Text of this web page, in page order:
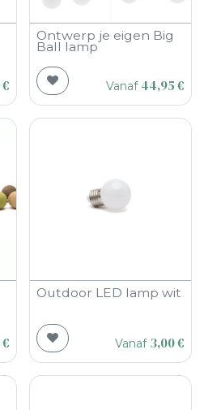
€
Ontwerp je eigen Big
Ball lamp
Vanaf 44,95€
€
Outdoor LED lamp wit
Vanaf 3,00€